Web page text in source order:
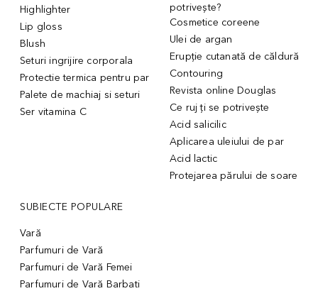
Highlighter
Lip gloss
Blush
Seturi ingrijire corporala
Protectie termica pentru par
Palete de machiaj si seturi
Ser vitamina C
potrivește?
Cosmetice coreene
Ulei de argan
Erupție cutanată de căldură
Contouring
Revista online Douglas
Ce ruj ți se potrivește
Acid salicilic
Aplicarea uleiului de par
Acid lactic
Protejarea părului de soare
SUBIECTE POPULARE
Vară
Parfumuri de Vară
Parfumuri de Vară Femei
Parfumuri de Vară Barbati